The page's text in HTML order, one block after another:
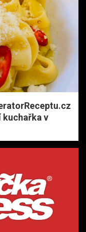
v